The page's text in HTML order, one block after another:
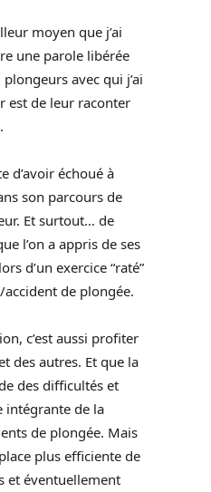
moyen que j’ai
une parole libérée
avec qui j’ai
est de leur raconter
d’avoir échoué à
son parcours de
Et surtout… de
l’on a appris de ses
d’un exercice “raté”
de plongée.
c’est aussi profiter
des autres. Et que la
des difficultés et
intégrante de la
de plongée. Mais
plus efficiente de
et éventuellement